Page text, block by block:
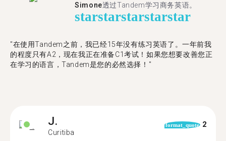
Simone透过Tandem学习商务英语。
starstarstarstarstar
"在使用Tandem之前，我已经15年没有练习英语了。一年前我
的程度只有A2，现在我正在准备C1考试！如果您想要改善您正
在学习的语言，Tandem是您的必然选择！"
J.
Curitiba
format_quote 2